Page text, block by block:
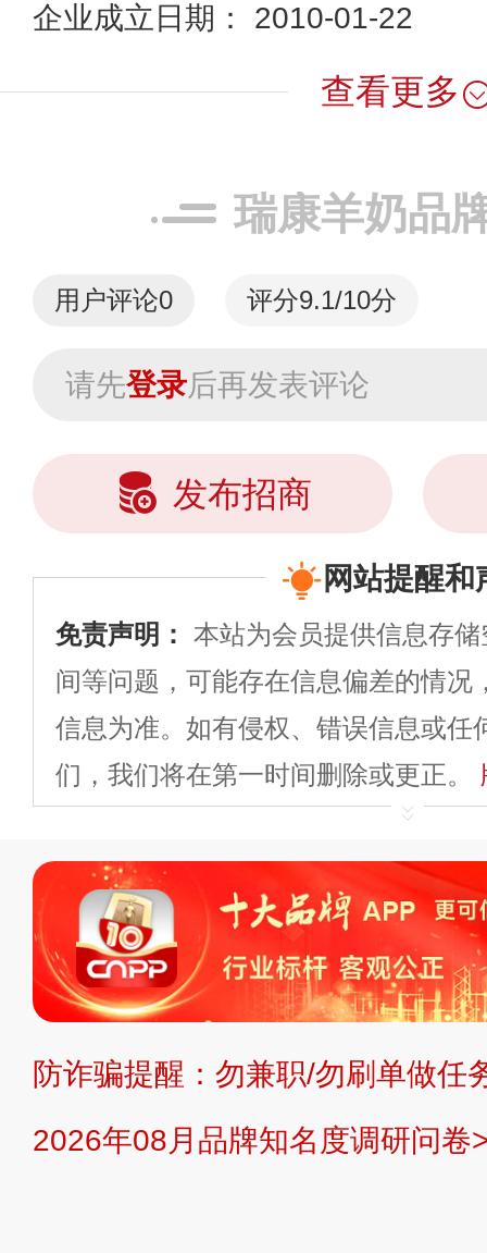
企业成立日期： 2010-01-22
查看更多
瑞康羊奶品
用户评论0 评分9.1/10分
请先登录后再发表评论
发布招商
网站提醒和
免责声明： 本站为会员提供信息存
间等问题，可能存在信息偏差的情况
信息为准。如有侵权、错误信息或任
们，我们将在第一时间删除或更正。
平台自有内容（文字
标、LOGO 等）知识产权归本站所
复制、转载、商用。本站不生产产
不代理、不招商、不提供中介服务。
持投资购买的观点或意见，页面信息
提交说明： 快速提交发布>> 提交品
防诈骗提醒：勿兼职/勿刷单做任
2026年08月品牌知名度调研问卷